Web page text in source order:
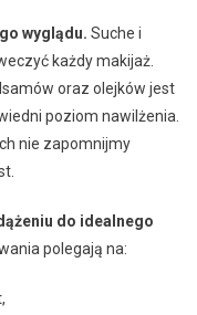
wyglądu. Suche i
każdy makijaż.
oraz olejków jest
poziom nawilżenia.
nie zapomnijmy
do idealnego
polegają na: